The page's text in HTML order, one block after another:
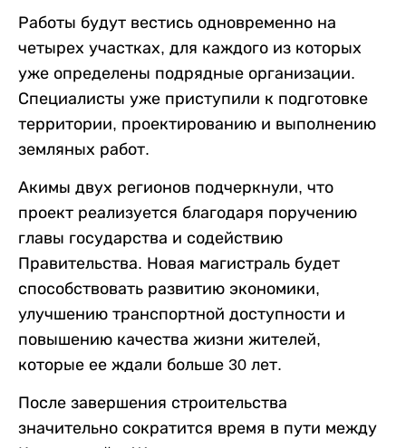
Работы будут вестись одновременно на
четырех участках, для каждого из которых
уже определены подрядные организации.
Специалисты уже приступили к подготовке
территории, проектированию и выполнению
земляных работ.
Акимы двух регионов подчеркнули, что
проект реализуется благодаря поручению
главы государства и содействию
Правительства. Новая магистраль будет
способствовать развитию экономики,
улучшению транспортной доступности и
повышению качества жизни жителей,
которые ее ждали больше 30 лет.
После завершения строительства
значительно сократится время в пути между